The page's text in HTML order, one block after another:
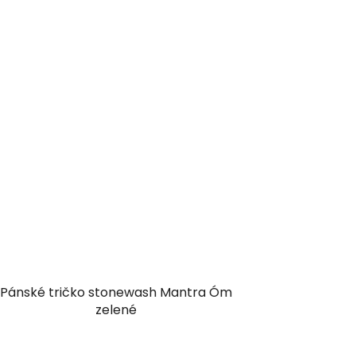
Pánské tričko stonewash Mantra Óm
zelené